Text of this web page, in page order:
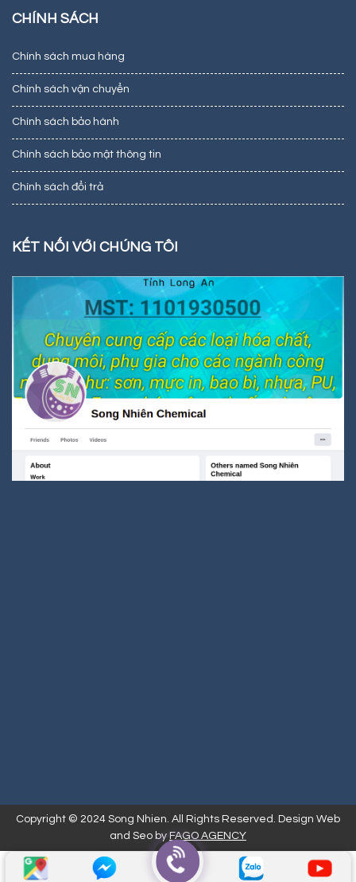
CHÍNH SÁCH
Chính sách mua hàng
Chính sách vận chuyển
Chính sách bảo hành
Chính sách bảo mật thông tin
Chính sách đổi trả
KẾT NỐI VỚI CHÚNG TÔI
Copyright © 2024 Song Nhien. All Rights Reserved. Design Web
and Seo by FAGO AGENCY